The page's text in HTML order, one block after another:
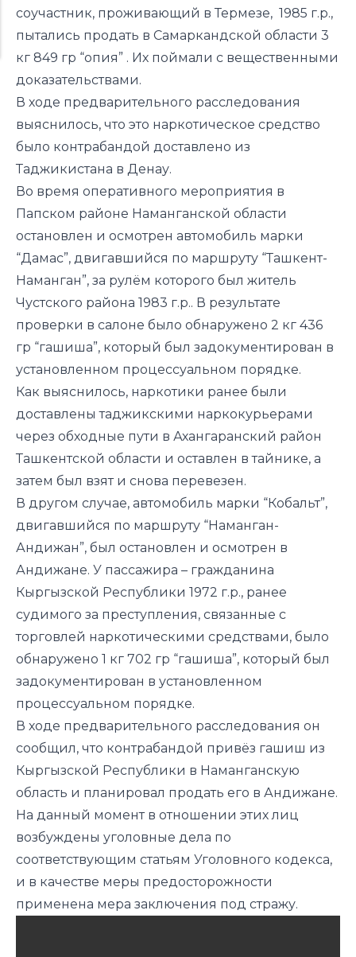
соучастник, проживающий в Термезе, 1985 г.р.,
пытались продать в Самаркандской области 3
кг 849 гр “опия” . Их поймали с вещественными
доказательствами.
В ходе предварительного расследования
выяснилось, что это наркотическое средство
было контрабандой доставлено из
Таджикистана в Денау.
Во время оперативного мероприятия в
Папском районе Наманганской области
остановлен и осмотрен автомобиль марки
“Дамас”, двигавшийся по маршруту “Ташкент-
Наманган”, за рулём которого был житель
Чустского района 1983 г.р.. В результате
проверки в салоне было обнаружено 2 кг 436
гр “гашиша”, который был задокументирован в
установленном процессуальном порядке.
Как выяснилось, наркотики ранее были
доставлены таджикскими наркокурьерами
через обходные пути в Ахангаранский район
Ташкентской области и оставлен в тайнике, а
затем был взят и снова перевезен.
В другом случае, автомобиль марки “Кобальт”,
двигавшийся по маршруту “Наманган-
Андижан”, был остановлен и осмотрен в
Андижане. У пассажира – гражданина
Кыргызской Республики 1972 г.р., ранее
судимого за преступления, связанные с
торговлей наркотическими средствами, было
обнаружено 1 кг 702 гр “гашиша”, который был
задокументирован в установленном
процессуальном порядке.
В ходе предварительного расследования он
сообщил, что контрабандой привёз гашиш из
Кыргызской Республики в Наманганскую
область и планировал продать его в Андижане.
На данный момент в отношении этих лиц
возбуждены уголовные дела по
соответствующим статьям Уголовного кодекса,
и в качестве меры предосторожности
применена мера заключения под стражу.